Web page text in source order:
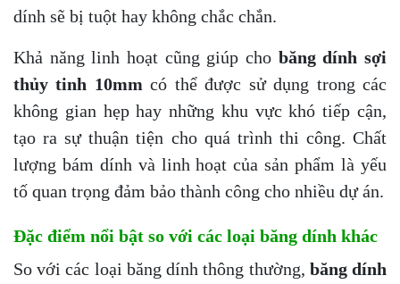
dính sẽ bị tuột hay không chắc chắn.
Khả năng linh hoạt cũng giúp cho băng dính sợi
thủy tinh 10mm có thể được sử dụng trong các
không gian hẹp hay những khu vực khó tiếp cận,
tạo ra sự thuận tiện cho quá trình thi công. Chất
lượng bám dính và linh hoạt của sản phẩm là yếu
tố quan trọng đảm bảo thành công cho nhiều dự án.
Đặc điểm nổi bật so với các loại băng dính khác
So với các loại băng dính thông thường, băng dính